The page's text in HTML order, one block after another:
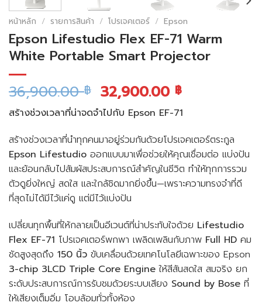
หน้าหลัก / รายการสินค้า / โปรเจคเตอร์ / Epson
Epson Lifestudio Flex EF-71 Warm
White Portable Smart Projector
36,900.00฿ 32,900.00 ฿
สร้างช่วงเวลาที่น่าจดจำไปกับ Epson EF-71
สร้างช่วงเวลาที่นำทุกคนมาอยู่ร่วมกันด้วยโปรเจคเตอร์ตระกูล
Epson Lifestudio ออกแบบมาเพื่อช่วยให้คุณเชื่อมต่อ แบ่งปัน
และย้อนกลับไปสัมผัสประสบการณ์สำคัญในชีวิต ทำให้ทุกการรวม
ตัวดูยิ่งใหญ่ สดใส และใกล้ชิดมากยิ่งขึ้น—เพราะความทรงจำที่ดี
ที่สุดไม่ได้มีไว้แค่ดู แต่มีไว้แบ่งปัน
เปลี่ยนทุกพื้นที่ให้กลายเป็นอีเวนต์ที่น่าประทับใจด้วย Lifestudio
Flex EF-71 โปรเจคเตอร์พกพา เพลิดเพลินกับภาพ Full HD คม
ชัดสูงสุดถึง 150 นิ้ว ขับเคลื่อนด้วยเทคโนโลยีเฉพาะของ Epson
3-chip 3LCD Triple Core Engine ให้สีสันสดใส สมจริง ยก
ระดับประสบการณ์การรับชมด้วยระบบเสียง Sound by Bose ที่
ให้เสียงเต็มอิ่ม โอบล้อมทั่วทั้งห้อง